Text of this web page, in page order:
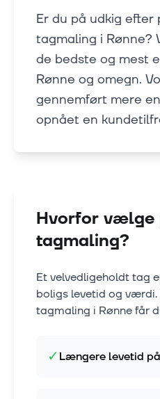
Er du på udkig efter
tagmaling i Rønne?
de bedste og mest
Rønne og omegn.
gennemført mere
opnået en
Hvorfor vælge
tagmaling?
Et velvedligeholdt tag
boligs levetid og
tagmaling i Rønnefår
✓Længere levetid